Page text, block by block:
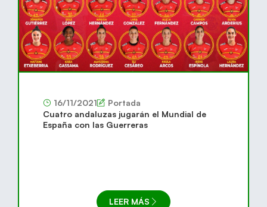
16/11/2021
Portada
Cuatro andaluzas jugarán el Mundial de
España con las Guerreras
LEER MÁS